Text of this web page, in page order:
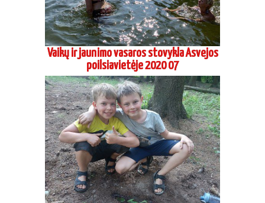
Vaikų ir jaunimo vasaros stovykla Asvejos
poilsiavietėje 2020 07